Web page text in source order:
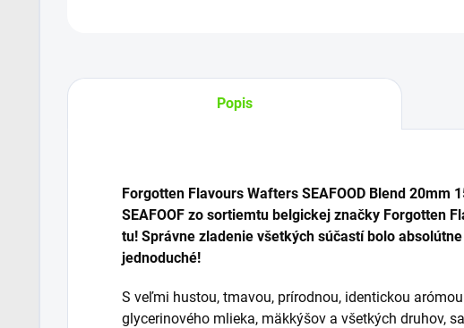
Popis
Forgotten Flavours Wafters SEAFOOD Blend 20mm
SEAFOOF zo sortiemtu belgickej značky Forgotten
tu! Správne zladenie všetkých súčastí bolo
jednoduché!
S veľmi hustou, tmavou, prírodnou, identickou
glycerinového mlieka, mäkkýšov a všetkých druhov,